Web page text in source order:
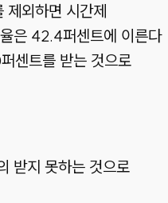
제외하면 시간제
은 42.4퍼센트에 이른다
센트를 받는 것으로
받지 못하는 것으로